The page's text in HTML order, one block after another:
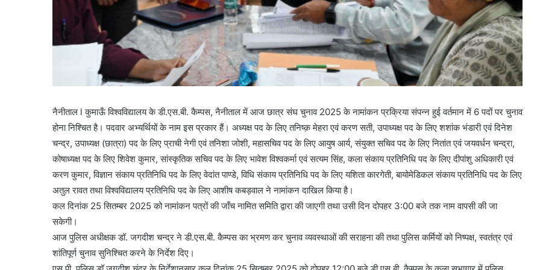
नैनीताल l कुमाऊँ विश्वविद्यालय के डी.एस.बी. कैम्पस, नैनीताल में आज छात्र संघ चुनाव 2025 के नामांकन प्रक्रिया संपन्न हुई वर्तमान में 6 पदों पर चुनाव
होना निश्चित है। पदवार अभ्यर्थियों के नाम इस प्रकार हैं। अध्यक्ष पद के लिए तनिष्क़ मेहरा एवं करण सती, उपाध्यक्ष पद के लिए शशांक भंडारी एवं दिनेश
चन्द्र, उपाध्यक्ष (छात्रा) पद के लिए प्राची नेगी एवं तनिशा जोशी, महासचिव पद के लिए आयुष आर्य, संयुक्त सचिव पद के लिए नितांत एवं जयवर्धन चन्द्रा,
कोषाध्यक्ष पद के लिए शिवेश कुमार, सांस्कृतिक सचिव पद के लिए भावेश विश्वकर्मा एवं सत्यम सिंह, कला संकाय प्रतिनिधि पद के लिए दीपांशु अधिकारी एवं
करण कुमार, विज्ञान संकाय प्रतिनिधि पद के लिए वेदांत पाण्डे, विधि संकाय प्रतिनिधि पद के लिए यशिता कारगेती, बायोमेडिकल संकाय प्रतिनिधि पद के लिए
अतुल रावत तथा विश्वविद्यालय प्रतिनिधि पद के लिए आशीष कबड़वाल ने नामांकन दाखिल किया है।
कल दिनांक 25 सितम्बर 2025 को नामांकन पत्रों की जाँच नामित समिति द्वारा की जाएगी तथा उसी दिन दोपहर 3:00 बजे तक नाम वापसी की जा
सकेगी।
आज पुलिस अधीक्षक डॉ. जगदीश चन्द्र ने डी.एस.बी. कैम्पस का भ्रमण कर चुनाव व्यवस्थाओं की सराहना की तथा पुलिस कर्मियों को निष्पक्ष, स्वतंत्र एवं
शांतिपूर्ण चुनाव सुनिश्चित करने के निर्देश दिए।